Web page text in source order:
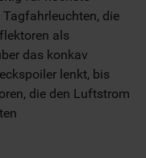
die
als
das konkav
lenkt, bis
die den Luftstrom